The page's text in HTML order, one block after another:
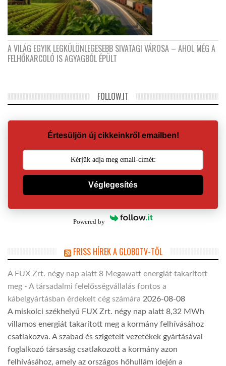
A VILÁG EGYIK LEGKÜLÖNLEGESEBB SIVATAGI VÁROSA – AHOL MÉG A
FELHŐKARCOLÓ IS AGYAGBÓL ÉPÜLT
FOLLOW.IT
Értesüljön új cikkeinkről emailben!
Véglegesítés
Powered by
FRISS HÍREK A GLOBOTV-TŐL
A FUX Zrt. négy nap alatt 8 Megawatt energiát takarított
meg - A társadalmi felelősségvállalás fontos a
kábelgyártásban érdekelt cég számára 2026-08-08
A miskolci székhelyű FUX Zrt. négy nap alatt 8,32 MWh
villamos energiát takarított meg a kormány felhívásához
csatlakozva. A szabad és szigetelt vezetékek gyártásával
foglalkozó társaság csatlakozott a kormány azon
felhívásához, amely az országos hőhullám idején a